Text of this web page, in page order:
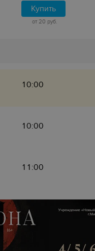
Купить
от 20 руб.
10:00
10:00
11:00